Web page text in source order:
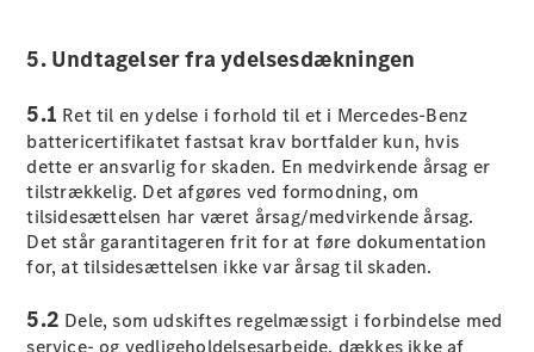
Benz Online
Coupé
Alle Coupés
Mercedes-
5. Undtagelser fra ydelsesdækningen
5.1 Ret til en ydelse i forhold til et i Mercedes-Benz
battericertifikatet fastsat krav bortfalder kun, hvis
dette er ansvarlig for skaden. En medvirkende årsag er
tilstrækkelig. Det afgøres ved formodning, om
tilsidesættelsen har været årsag/medvirkende årsag.
Det står garantitageren frit for at føre dokumentation
for, at tilsidesættelsen ikke var årsag til skaden.
5.2 Dele, som udskiftes regelmæssigt i forbindelse med
service- og vedligeholdelsesarbejde, dækkes ikke af